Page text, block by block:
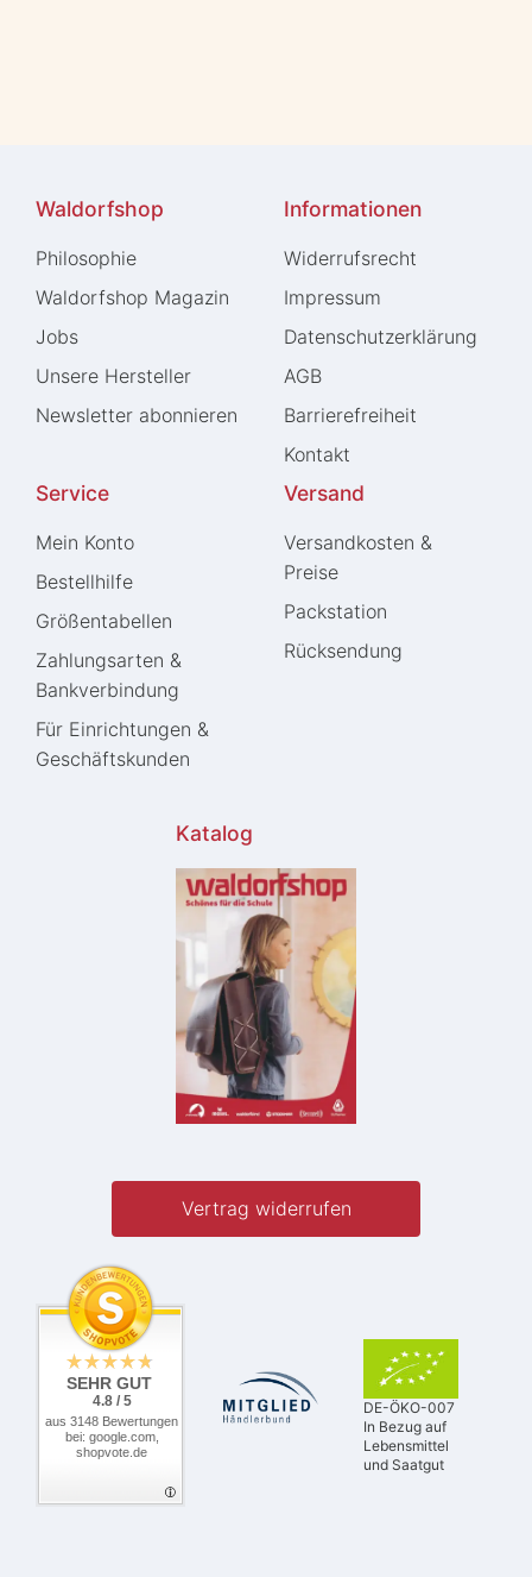
Waldorfshop
Philosophie
Waldorfshop Magazin
Jobs
Unsere Hersteller
Newsletter abonnieren
Informationen
Widerrufs­recht
Impressum
Daten­schutz­erklärung
AGB
Barrierefreiheit
Kontakt
Service
Mein Konto
Bestellhilfe
Größentabellen
Zahlungsarten &
Bankverbindung
Für Einrichtungen &
Geschäftskunden
Versand
Versandkosten &
Preise
Packstation
Rücksendung
Katalog
Vertrag widerrufen
SEHR GUT
4.8 / 5
aus 3148 Bewertungen
bei: google.com,
shopvote.de
DE-ÖKO-007
In Bezug auf
Lebensmittel
und Saatgut